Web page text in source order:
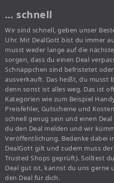
… schnell
Wir sind schnell, geben unser
Uhr. Mit DealGott bist du immer
musst weder lange auf die
sorgen, dass du einen Deal
Schnäppchen sind befristetet
ausverkauft. Das heißt, du musst
denn sonst ist alles weg. Das ist
Kategorien wie zum Beispiel
Preisfehler, Gutscheine und
schnell genug sein und einen
du den Deal melden und wir
Veröffentlichung. Bedenke dabei
DealGott gilt und zudem muss
Trusted Shops geprüft). Solltest
Deal gut ist, kannst du uns
den Deal für dich.